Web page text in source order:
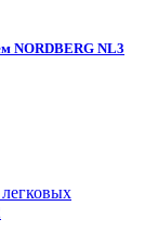
NORDBERG NL3